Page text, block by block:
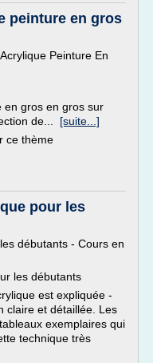
peinture en gros
Peinture En
en gros en gros sur
de... [suite...]
ce thème
pour les
débutants - Cours en
les débutants
est expliquée -
claire et détaillée. Les
exemplaires qui
technique très